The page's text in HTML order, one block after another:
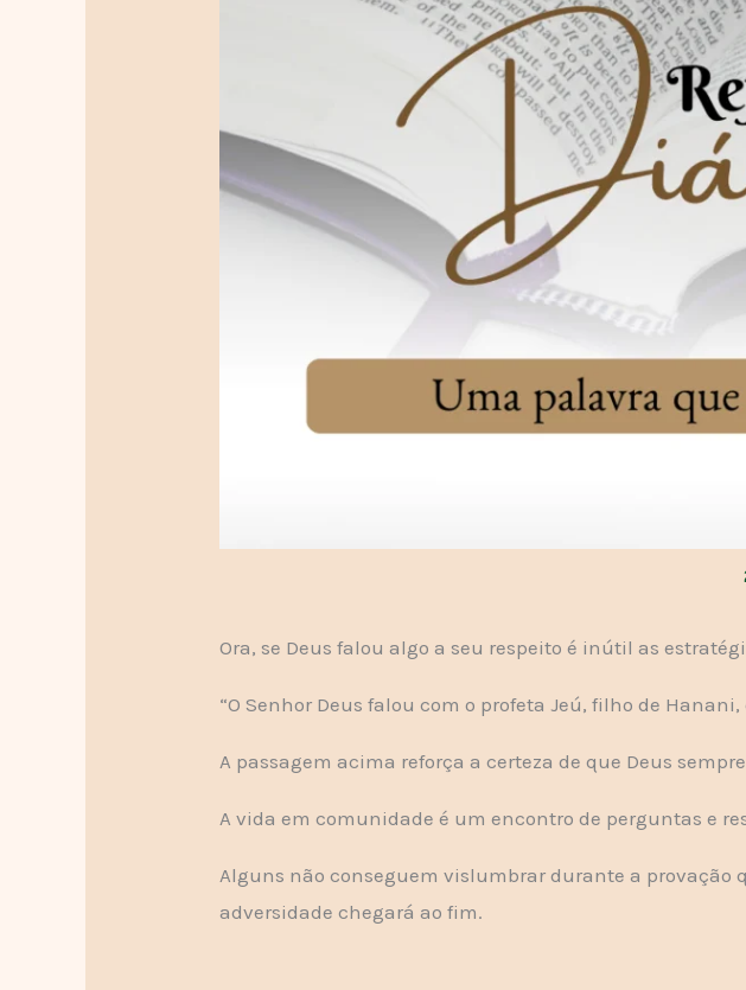
Ora, se Deus falou algo a seu respeito é inútil as
“O Senhor Deus falou com o profeta Jeú, filho de
A passagem acima reforça a certeza de que Deus
A vida em comunidade é um encontro de perguntas e
Alguns não conseguem vislumbrar durante a provação
adversidade chegará ao fim.